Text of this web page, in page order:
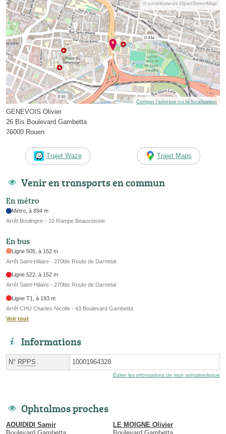
© contributeurs OpenStreetMap
Corriger l’adresse ou la localisation
GENEVOIS Olivier
26 Bis Boulevard Gambetta
76000 Rouen
Trajet Waze Trajet Maps
Venir en transports en commun
En métro
Métro, à 894 m
Arrêt Boulingrin - 10 Rampe Beauvoisine
En bus
Ligne 505, à 152 m
Arrêt Saint-Hilaire - 270bis Route de Darnetal
Ligne 522, à 152 m
Arrêt Saint-Hilaire - 270bis Route de Darnetal
Ligne T1, à 193 m
Arrêt CHU Charles Nicolle - 43 Boulevard Gambetta
Voir tout
Informations
N° RPPS 10001964328
Éditer les informations de mon ophtalmologue
Ophtalmos proches
AOUIDIDI Samir
LE MOIGNE Olivier